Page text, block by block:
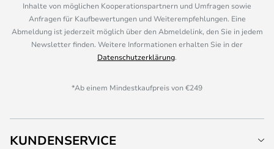
Inhalte von möglichen Kooperationspartnern und Umfragen sowie
Anfragen für Kaufbewertungen und Weiterempfehlungen. Eine
Abmeldung ist jederzeit möglich über den Abmeldelink, den Sie in jedem
Newsletter finden. Weitere Informationen erhalten Sie in der
Datenschutzerklärung.
*Ab einem Mindestkaufpreis von €249
KUNDENSERVICE